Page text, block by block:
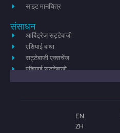
साइट मानचित्र
संसाधन
आर्बिट्रेज सट्टेबाजी
एशियाई बाधा
सट्टेबाजी एक्सचेंज
एशियाई सट्टेबाजों
EN
ZH